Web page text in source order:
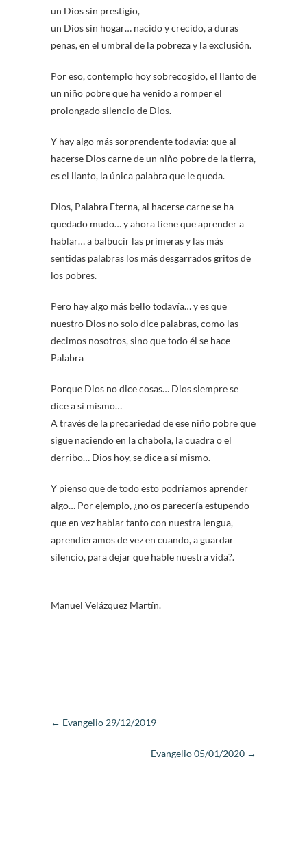
un Dios sin prestigio,
un Dios sin hogar… nacido y crecido, a duras
penas, en el umbral de la pobreza y la exclusión.
Por eso, contemplo hoy sobrecogido, el llanto de
un niño pobre que ha venido a romper el
prolongado silencio de Dios.
Y hay algo más sorprendente todavía: que al
hacerse Dios carne de un niño pobre de la tierra,
es el llanto, la única palabra que le queda.
Dios, Palabra Eterna, al hacerse carne se ha
quedado mudo… y ahora tiene que aprender a
hablar… a balbucir las primeras y las más
sentidas palabras los más desgarrados gritos de
los pobres.
Pero hay algo más bello todavía… y es que
nuestro Dios no solo dice palabras, como las
decimos nosotros, sino que todo él se hace
Palabra
Porque Dios no dice cosas… Dios siempre se
dice a sí mismo…
A través de la precariedad de ese niño pobre que
sigue naciendo en la chabola, la cuadra o el
derribo… Dios hoy, se dice a sí mismo.
Y pienso que de todo esto podríamos aprender
algo… Por ejemplo, ¿no os parecería estupendo
que en vez hablar tanto con nuestra lengua,
aprendieramos de vez en cuando, a guardar
silencio, para dejar que hable nuestra vida?.
Manuel Velázquez Martín.
← Evangelio 29/12/2019
Evangelio 05/01/2020 →